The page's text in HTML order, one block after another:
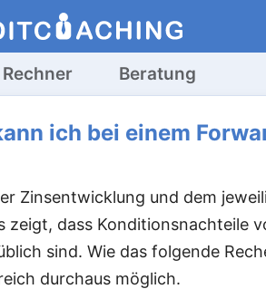
Rechner Beratung
ich bei einem
Zinsentwicklung und dem
zeigt, dass Konditionsnachteile
sind. Wie das folgende
durchaus möglich.